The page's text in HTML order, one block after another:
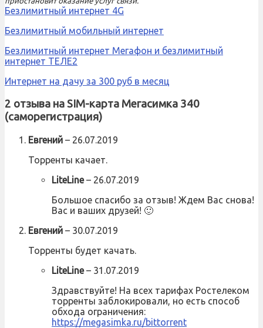
Безлимитный интернет 4G
Безлимитный мобильный интернет
Безлимитный интернет Мегафон и безлимитный
интернет ТЕЛЕ2
Интернет на дачу за 300 руб в месяц
2 отзыва наSIM-карта Мегасимка 340
(саморегистрация)
Евгений – 26.07.2019
Торренты качает.
LiteLine– 26.07.2019
Большое спасибо за отзыв! Ждем Вас снова!
Вас и ваших друзей! 🙂
Евгений – 30.07.2019
Торренты будет качать.
LiteLine– 31.07.2019
Здравствуйте! На всех тарифах Ростелеком
торренты заблокировали, но есть способ
обхода ограничения:
https://megasimka.ru/bittorrent